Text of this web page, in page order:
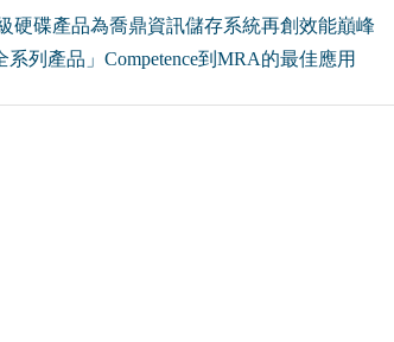
硬碟產品為喬鼎資訊儲存系統再創效能巔峰
列產品」Competence到MRA的最佳應用